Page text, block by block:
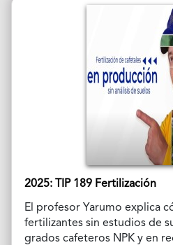
2025: TIP 189 Fertilización
El profesor Yarumo explica
fertilizantes sin estudios de
grados cafeteros NPK y en